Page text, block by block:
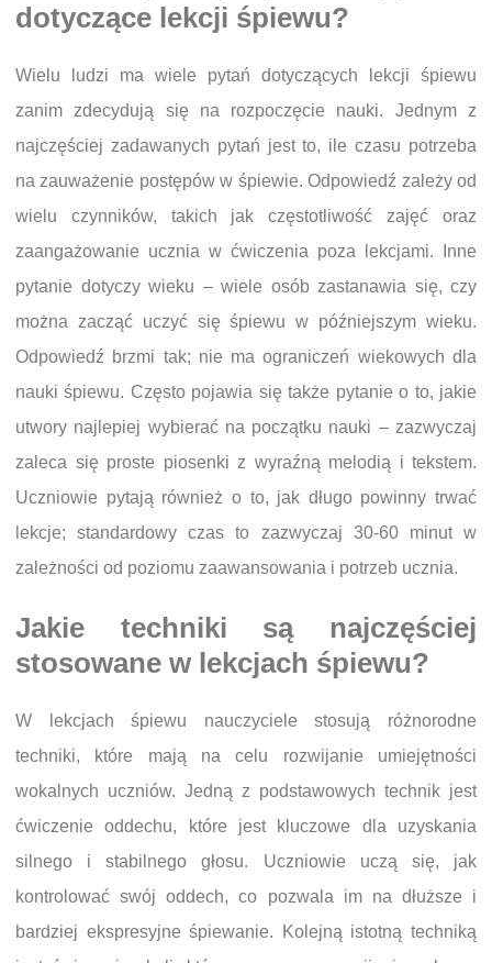
dotyczące lekcji śpiewu?
Wielu ludzi ma wiele pytań dotyczących lekcji śpiewu
zanim zdecydują się na rozpoczęcie nauki. Jednym z
najczęściej zadawanych pytań jest to, ile czasu potrzeba
na zauważenie postępów w śpiewie. Odpowiedź zależy od
wielu czynników, takich jak częstotliwość zajęć oraz
zaangażowanie ucznia w ćwiczenia poza lekcjami. Inne
pytanie dotyczy wieku – wiele osób zastanawia się, czy
można zacząć uczyć się śpiewu w późniejszym wieku.
Odpowiedź brzmi tak; nie ma ograniczeń wiekowych dla
nauki śpiewu. Często pojawia się także pytanie o to, jakie
utwory najlepiej wybierać na początku nauki – zazwyczaj
zaleca się proste piosenki z wyraźną melodią i tekstem.
Uczniowie pytają również o to, jak długo powinny trwać
lekcje; standardowy czas to zazwyczaj 30-60 minut w
zależności od poziomu zaawansowania i potrzeb ucznia.
Jakie techniki są najczęściej
stosowane w lekcjach śpiewu?
W lekcjach śpiewu nauczyciele stosują różnorodne
techniki, które mają na celu rozwijanie umiejętności
wokalnych uczniów. Jedną z podstawowych technik jest
ćwiczenie oddechu, które jest kluczowe dla uzyskania
silnego i stabilnego głosu. Uczniowie uczą się, jak
kontrolować swój oddech, co pozwala im na dłuższe i
bardziej ekspresyjne śpiewanie. Kolejną istotną techniką